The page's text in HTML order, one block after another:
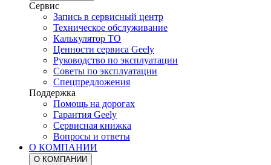
Сервис
Запись в сервисный центр
Техническое обслуживание
Калькулятор ТО
Ценности сервиса Geely
Руководство по эксплуатации
Советы по эксплуатации
Спецпредложения
Поддержка
Помощь на дорогах
Гарантия Geely
Сервисная книжка
Вопросы и ответы
О КОМПАНИИ
О КОМПАНИИ